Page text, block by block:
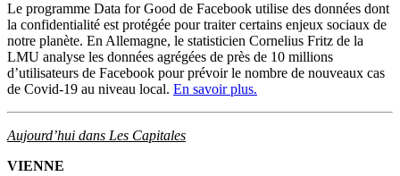
Le programme Data for Good de Facebook utilise des données dont
la confidentialité est protégée pour traiter certains enjeux sociaux de
notre planète. En Allemagne, le statisticien Cornelius Fritz de la
LMU analyse les données agrégées de près de 10 millions
d’utilisateurs de Facebook pour prévoir le nombre de nouveaux cas
de Covid-19 au niveau local. En savoir plus.
Aujourd’hui dans Les Capitales
VIENNE